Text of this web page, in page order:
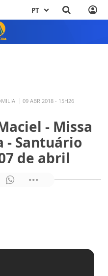
PT
09 ABR 2018 - 15H26
- Missa
- Santuário
de abril